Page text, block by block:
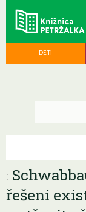
DETI
:
řešení